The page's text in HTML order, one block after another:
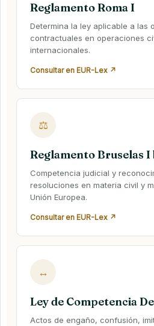
Reglamento Roma I
Determina la ley aplicable a las
contractuales en operaciones
internacionales.
Consultar en EUR-Lex ↗
⚖
Reglamento Bruselas I
Competencia judicial y
resoluciones en materia civil y
Unión Europea.
Consultar en EUR-Lex ↗
↔
Ley de Competencia
Actos de engaño, confusión,